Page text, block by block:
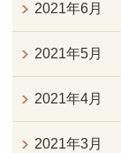
2021年6月
2021年5月
2021年4月
2021年3月